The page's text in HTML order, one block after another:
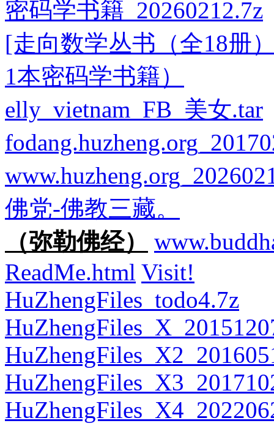
密码学书籍_20260212.7z
[走向数学丛书（全18册
1本密码学书籍）
elly_vietnam_FB_美女.tar
佛党-佛教三藏。
（弥勒佛经）
ReadMe.html Visit!
HuZhengFiles_todo4.7z